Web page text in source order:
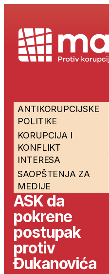
ANTIKORUPCIJSKE
POLITIKE
KORUPCIJA I
KONFLIKT
INTERESA
SAOPŠTENJA ZA
MEDIJE
ASK da
pokrene
postupak
protiv
Đukanovića